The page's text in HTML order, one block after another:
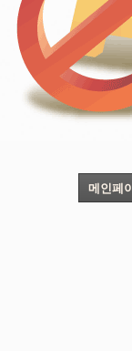
메인페